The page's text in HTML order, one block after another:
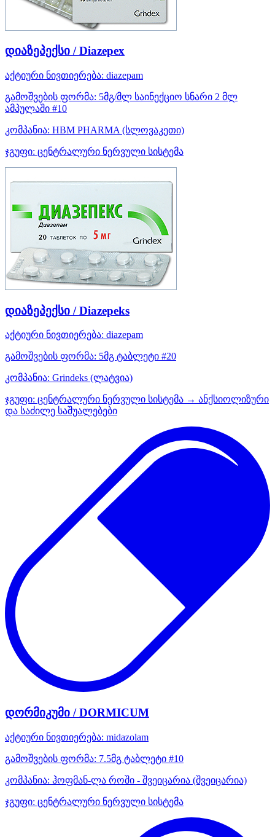
დიაზეპექსი / Diazepex
აქტიური ნივთიერება: diazepam
გამოშვების ფორმა: 5მგ/მლ საინექციო სნარი 2 მლ
ამპულაში #10
კომპანია: HBM PHARMA (სლოვაკეთი)
ჯგუფი: ცენტრალური ნერვული სისტემა
დიაზეპექსი / Diazepeks
აქტიური ნივთიერება: diazepam
გამოშვების ფორმა: 5მგ ტაბლეტი #20
კომპანია: Grindeks (ლატვია)
ჯგუფი: ცენტრალური ნერვული სისტემა → ანქსიოლიზური
და საძილე საშუალებები
დორმიკუმი / DORMICUM
აქტიური ნივთიერება: midazolam
გამოშვების ფორმა: 7.5მგ ტაბლეტი #10
კომპანია: ჰოფმან-ლა როში - შვეიცარია (შვეიცარია)
ჯგუფი: ცენტრალური ნერვული სისტემა